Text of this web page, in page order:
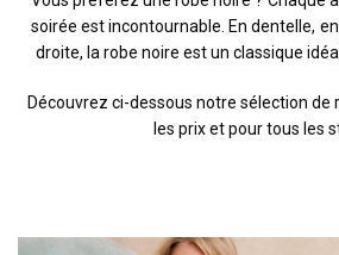
soirée est incontournable. En dentelle,
droite, la robe noire est un classique
Découvrez ci-dessous notre sélection de
les prix et pour tous les